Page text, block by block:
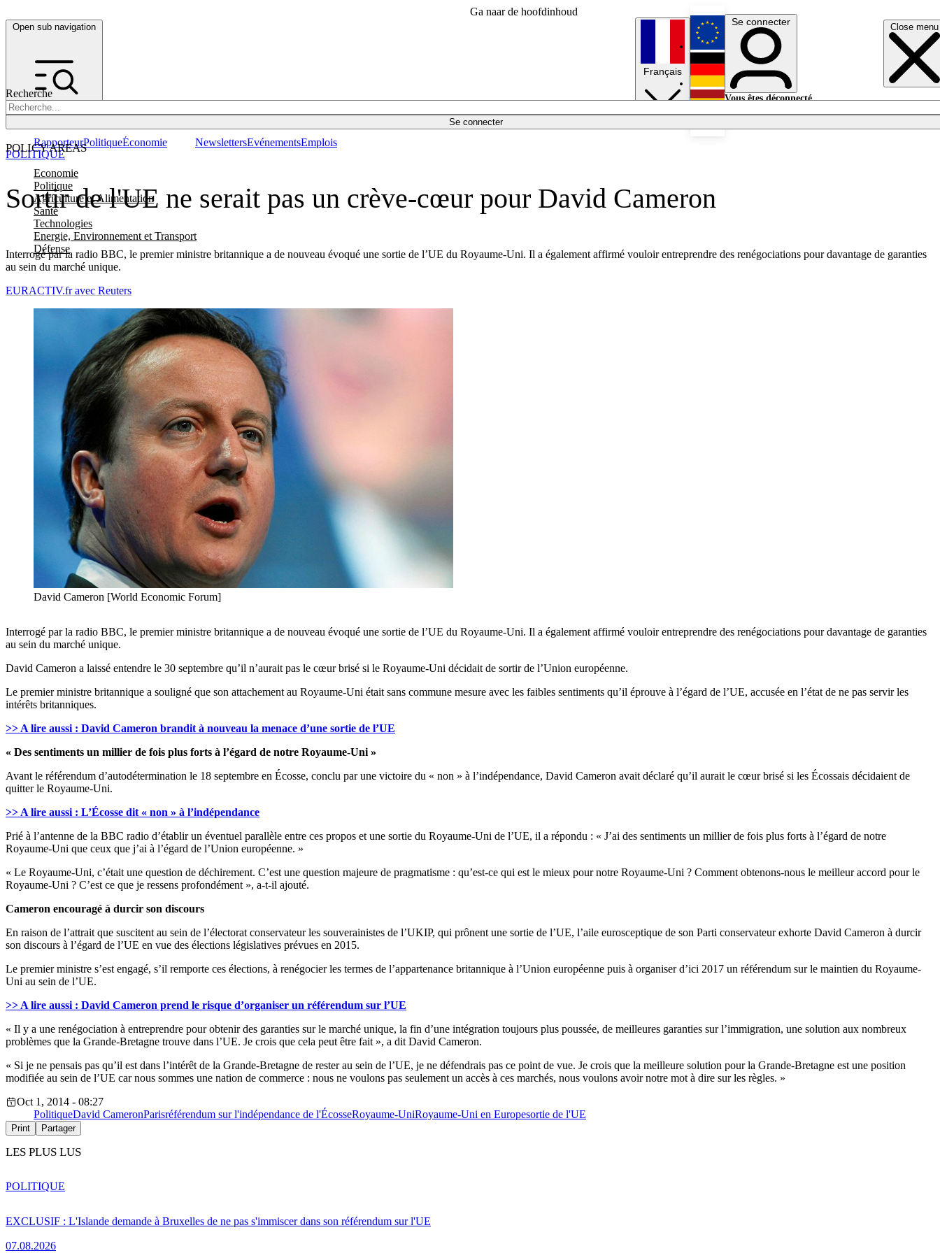
Ga naar de hoofdinhoud
Open sub navigation Close menu
Recherche
Se connecter
POLICY AREAS
Economie
Politique
Agriculture et Alimentation
Santé
Technologies
Energie, Environnement et Transport
Défense
RapporteurPolitiqueÉconomie NewslettersEvénementsEmplois
Français
English
Deutsch
Se connecter
Vous êtes déconnecté.
Sortir de l'UE ne serait pas un crève-cœur pour David Cameron
Interrogé par la radio BBC, le premier ministre britannique a de nouveau évoqué une sortie de l’UE du Royaume-Uni. Il a également affirmé vouloir entreprendre des renégociations pour davantage de garanties
au sein du marché unique.
POLITIQUE
EURACTIV.fr avec Reuters
David Cameron [World Economic Forum]
Interrogé par la radio BBC, le premier ministre britannique a de nouveau évoqué une sortie de l’UE du Royaume-Uni. Il a également affirmé vouloir entreprendre des renégociations pour davantage de garanties
au sein du marché unique.
David Cameron a laissé entendre le 30 septembre qu’il n’aurait pas le cœur brisé si le Royaume-Uni décidait de sortir de l’Union européenne.
Le premier ministre britannique a souligné que son attachement au Royaume-Uni était sans commune mesure avec les faibles sentiments qu’il éprouve à l’égard de l’UE, accusée en l’état de ne pas servir les
intérêts britanniques.
>> A lire aussi : David Cameron brandit à nouveau la menace d’une sortie de l’UE
« Des sentiments un millier de fois plus forts à l’égard de notre Royaume-Uni »
Avant le référendum d’autodétermination le 18 septembre en Écosse, conclu par une victoire du « non » à l’indépendance, David Cameron avait déclaré qu’il aurait le cœur brisé si les Écossais décidaient de
quitter le Royaume-Uni.
>> A lire aussi : L’Écosse dit « non » à l’indépendance
Prié à l’antenne de la BBC radio d’établir un éventuel parallèle entre ces propos et une sortie du Royaume-Uni de l’UE, il a répondu : « J’ai des sentiments un millier de fois plus forts à l’égard de notre
Royaume-Uni que ceux que j’ai à l’égard de l’Union européenne. »
« Le Royaume-Uni, c’était une question de déchirement. C’est une question majeure de pragmatisme : qu’est-ce qui est le mieux pour notre Royaume-Uni ? Comment obtenons-nous le meilleur accord pour le
Royaume-Uni ? C’est ce que je ressens profondément », a-t-il ajouté.
Cameron encouragé à durcir son discours
En raison de l’attrait que suscitent au sein de l’électorat conservateur les souverainistes de l’UKIP, qui prônent une sortie de l’UE, l’aile eurosceptique de son Parti conservateur exhorte David Cameron à durcir
son discours à l’égard de l’UE en vue des élections législatives prévues en 2015.
Le premier ministre s’est engagé, s’il remporte ces élections, à renégocier les termes de l’appartenance britannique à l’Union européenne puis à organiser d’ici 2017 un référendum sur le maintien du Royaume-
Uni au sein de l’UE.
>> A lire aussi : David Cameron prend le risque d’organiser un référendum sur l’UE
« Il y a une renégociation à entreprendre pour obtenir des garanties sur le marché unique, la fin d’une intégration toujours plus poussée, de meilleures garanties sur l’immigration, une solution aux nombreux
problèmes que la Grande-Bretagne trouve dans l’UE. Je crois que cela peut être fait », a dit David Cameron.
« Si je ne pensais pas qu’il est dans l’intérêt de la Grande-Bretagne de rester au sein de l’UE, je ne défendrais pas ce point de vue. Je crois que la meilleure solution pour la Grande-Bretagne est une position
modifiée au sein de l’UE car nous sommes une nation de commerce : nous ne voulons pas seulement un accès à ces marchés, nous voulons avoir notre mot à dire sur les règles. »
Oct 1, 2014 - 08:27
PolitiqueDavid CameronParisréférendum sur l'indépendance de l'ÉcosseRoyaume-UniRoyaume-Uni en Europesortie de l'UE
Print Partager
LES PLUS LUS
EXCLUSIF : L'Islande demande à Bruxelles de ne pas s'immiscer dans son référendum sur l'UE
07.08.2026
POLITIQUE